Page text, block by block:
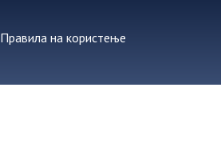
Правила на користење